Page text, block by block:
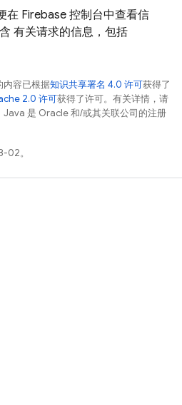
在 Firebase 控制台中查看信
有关请求的信息，包括
内容已根据知识共享署名 4.0 许可获得了
2.0 许可获得了许可。有关详情，请
Java 是 Oracle 和/或其关联公司的注册
02。